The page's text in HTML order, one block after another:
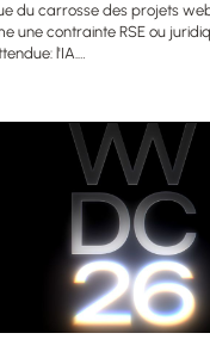
du carrosse des projets
une contrainte RSE ou
l'IA.…